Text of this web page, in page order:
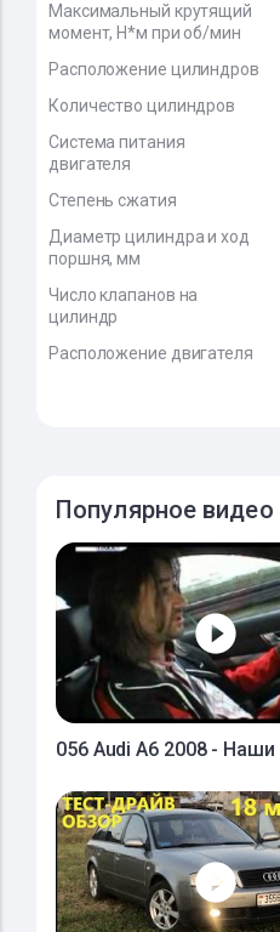
Максимальный крутящий
момент, Н*м при об/мин
Расположение цилиндров
Количество цилиндров
Система питания
двигателя
Степень сжатия
Диаметр цилиндра и ход
поршня, мм
Число клапанов на
цилиндр
Расположение двигателя
Популярное видео
056 Audi A6 2008 - Наши